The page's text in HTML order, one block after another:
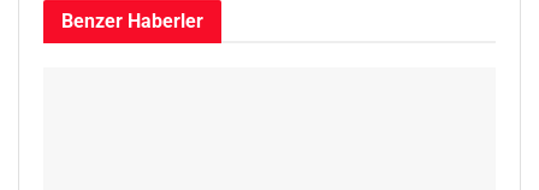
Benzer Haberler